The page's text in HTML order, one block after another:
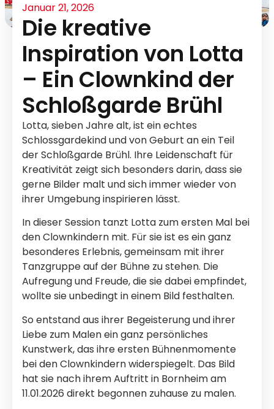
Januar 21, 2026
Die kreative
Inspiration von Lotta
– Ein Clownkind der
Schloßgarde Brühl
Lotta, sieben Jahre alt, ist ein echtes
Schlossgardekind und von Geburt an ein Teil
der Schloßgarde Brühl. Ihre Leidenschaft für
Kreativität zeigt sich besonders darin, dass sie
gerne Bilder malt und sich immer wieder von
ihrer Umgebung inspirieren lässt.
In dieser Session tanzt Lotta zum ersten Mal bei
den Clownkindern mit. Für sie ist es ein ganz
besonderes Erlebnis, gemeinsam mit ihrer
Tanzgruppe auf der Bühne zu stehen. Die
Aufregung und Freude, die sie dabei empfindet,
wollte sie unbedingt in einem Bild festhalten.
So entstand aus ihrer Begeisterung und ihrer
Liebe zum Malen ein ganz persönliches
Kunstwerk, das ihre ersten Bühnenmomente
bei den Clownkindern widerspiegelt. Das Bild
hat sie nach ihrem Auftritt in Bornheim am
11.01.2026 direkt begonnen zuhause zu malen.